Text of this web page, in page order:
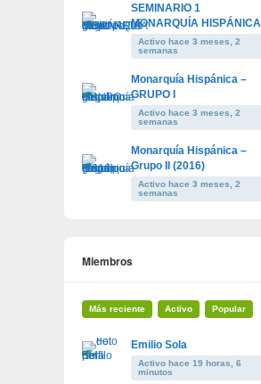
SEMINARIO 1
MONARQUÍA HISPÁNICA
Activo hace 3 meses, 2
semanas
Monarquía Hispánica –
GRUPO I
Activo hace 3 meses, 2
semanas
Monarquía Hispánica –
Grupo II (2016)
Activo hace 3 meses, 2
semanas
Miembros
Más reciente Activo Popular
Emilio Sola
Activo hace 19 horas, 6
minutos